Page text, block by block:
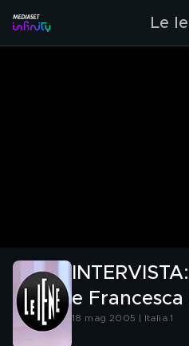
Le
e Francesca
18 mag 2005 | Italia 1